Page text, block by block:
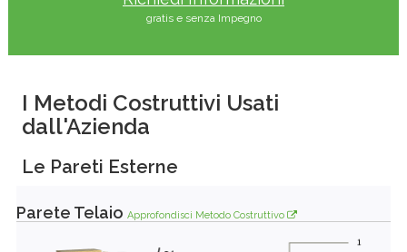
gratis e senza Impegno
I Metodi Costruttivi Usati
dall'Azienda
Le Pareti Esterne
Parete Telaio Approfondisci Metodo Costruttivo